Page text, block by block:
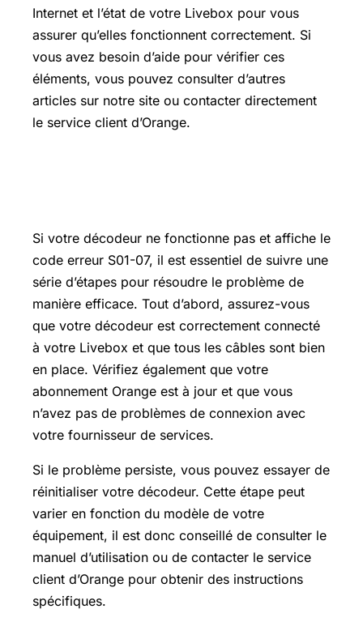
Internet et l’état de votre Livebox pour vous
assurer qu’elles fonctionnent correctement. Si
vous avez besoin d’aide pour vérifier ces
éléments, vous pouvez consulter d’autres
articles sur notre site ou contacter directement
le service client d’Orange.
Si votre décodeur ne fonctionne pas et affiche le
code erreur S01-07, il est essentiel de suivre une
série d’étapes pour résoudre le problème de
manière efficace. Tout d’abord, assurez-vous
que votre décodeur est correctement connecté
à votre Livebox et que tous les câbles sont bien
en place. Vérifiez également que votre
abonnement Orange est à jour et que vous
n’avez pas de problèmes de connexion avec
votre fournisseur de services.
Si le problème persiste, vous pouvez essayer de
réinitialiser votre décodeur. Cette étape peut
varier en fonction du modèle de votre
équipement, il est donc conseillé de consulter le
manuel d’utilisation ou de contacter le service
client d’Orange pour obtenir des instructions
spécifiques.